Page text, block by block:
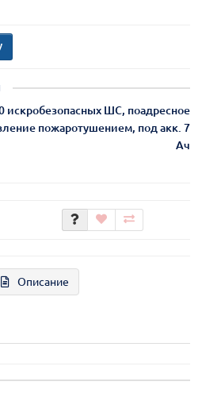
искробезопасных ШС, поадресное
пожаротушением, под акк. 7
Ач
Описание